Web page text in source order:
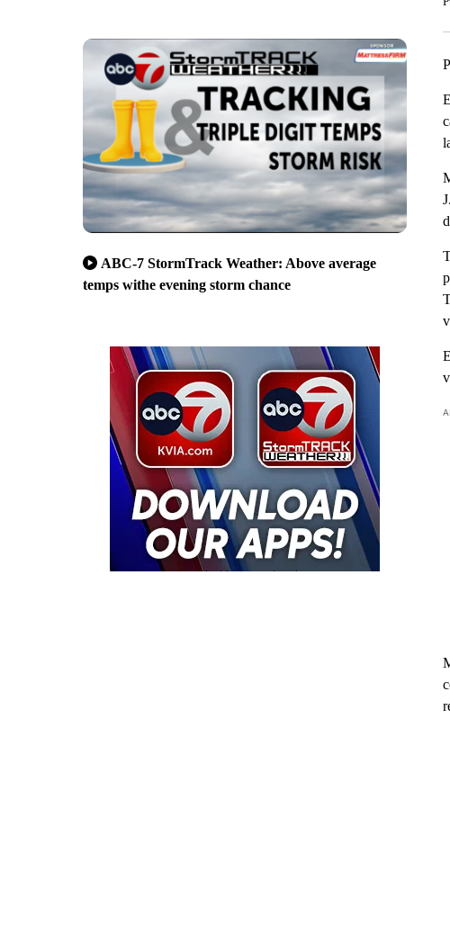
ABC-7 StormTrack Weather: Above average
temps withe evening storm chance